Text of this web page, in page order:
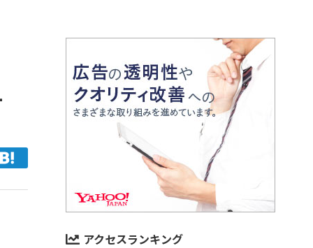
アクセスランキング